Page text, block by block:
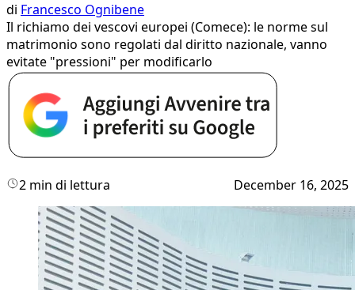
di Francesco Ognibene
Il richiamo dei vescovi europei (Comece): le norme sul
matrimonio sono regolati dal diritto nazionale, vanno
evitate "pressioni" per modificarlo
2 min di lettura December 16, 2025